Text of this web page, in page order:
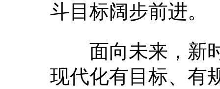
斗目标阔步前进。
面向未来，新时
现代化有目标、有